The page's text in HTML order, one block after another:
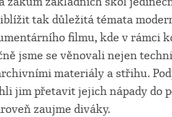
tak důležitá témata
filmu, kde v rámci
jsme se věnovali nejen
materiály a střihu.
jim přetavit jejich nápady do
zaujme diváky.